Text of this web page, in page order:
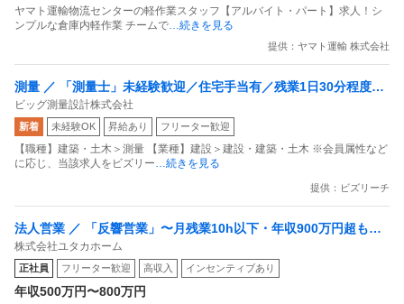
ヤマト運輸物流センターの軽作業スタッフ【アルバイト・パート】求人！シ
ンプルな倉庫内軽作業 チームで…続きを見る
提供：ヤマト運輸 株式会社
測量 ／ 「測量士」未経験歓迎／住宅手当有／残業1日30分程度／
ゼロから国家資格の取得が目指せます！／年休122日
ビッグ測量設計株式会社
新着 未経験OK 昇給あり フリーター歓迎
【職種】建築・土木＞測量 【業種】建設＞建設・建築・土木 ※会員属性など
に応じ、当該求人をビズリー…続きを見る
提供：ビズリーチ
法人営業 ／ 「反響営業」〜月残業10h以下・年収900万円超も可
能〜 50年の歴史と成長企業で高収入を実現する
株式会社ユタカホーム
正社員 フリーター歓迎 高収入 インセンティブあり
年収500万円〜800万円